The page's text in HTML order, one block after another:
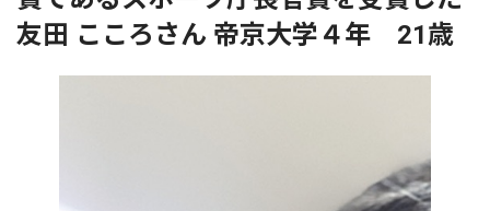
友田 こころさん 帝京大学４年 21歳